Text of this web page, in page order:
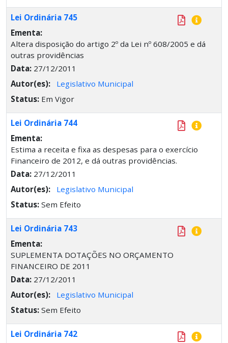
Lei Ordinária 745
Ementa:
Altera disposição do artigo 2º da Lei nº 608/2005 e dá
outras providências
Data: 27/12/2011
Autor(es):
Legislativo Municipal
Status: Em Vigor
Lei Ordinária 744
Ementa:
Estima a receita e fixa as despesas para o exercício
Financeiro de 2012, e dá outras providências.
Data: 27/12/2011
Autor(es):
Legislativo Municipal
Status: Sem Efeito
Lei Ordinária 743
Ementa:
SUPLEMENTA DOTAÇÕES NO ORÇAMENTO
FINANCEIRO DE 2011
Data: 27/12/2011
Autor(es):
Legislativo Municipal
Status: Sem Efeito
Lei Ordinária 742